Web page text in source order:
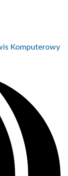
Komputerowy